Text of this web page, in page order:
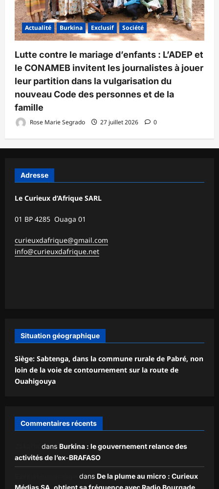
Actualité Burkina Exclusif Société
Lutte contre le mariage d’enfants : L’ADEP et
le CONAMEB invitent les journalistes à jouer
leur partition dans la vulgarisation du
nouveau Code des personnes et de la
famille
Rose Marie Segrado 27 juillet 2026 0
Adresse
Le Curieux d’Afrique SARL
01 BP 4285 Ouaga 01
curieuxdafrique@gmail.com
info@curieuxdafrique.net
Situation géographique
Siège: Sabtenga, dans la commune rurale de Pabré, non
loin de la voie de contournement sur la route de
Ouahigouya
Commentaires récents
dans Burkina : le gouvernement relance des
activités de l’ex-BRAFASO
dans De la plume au micro : Curieux
Médias SA, obtient sa fréquence avec Radio Bourgade